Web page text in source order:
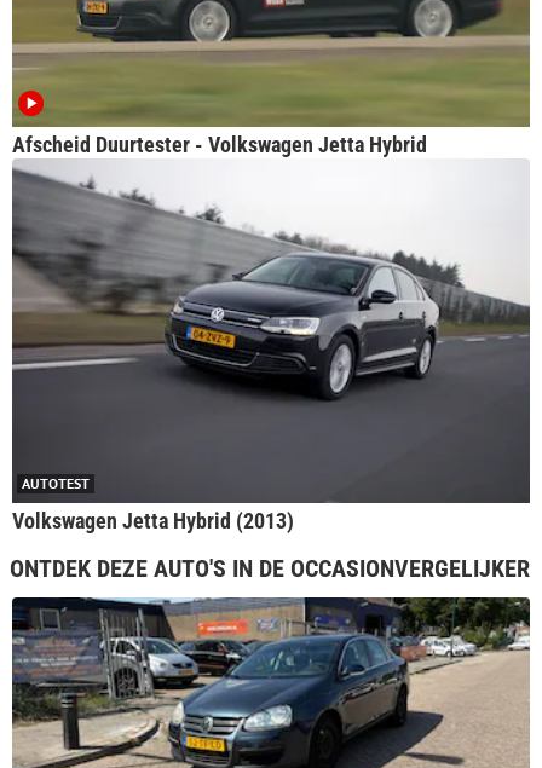
Afscheid Duurtester - Volkswagen Jetta Hybrid
AUTOTEST
Volkswagen Jetta Hybrid (2013)
ONTDEK DEZE AUTO'S IN DE OCCASIONVERGELIJKER